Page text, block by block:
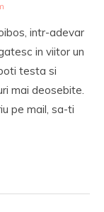
intr-adevar
in viitor un
testa si
mai deosebite.
pe mail, sa-ti